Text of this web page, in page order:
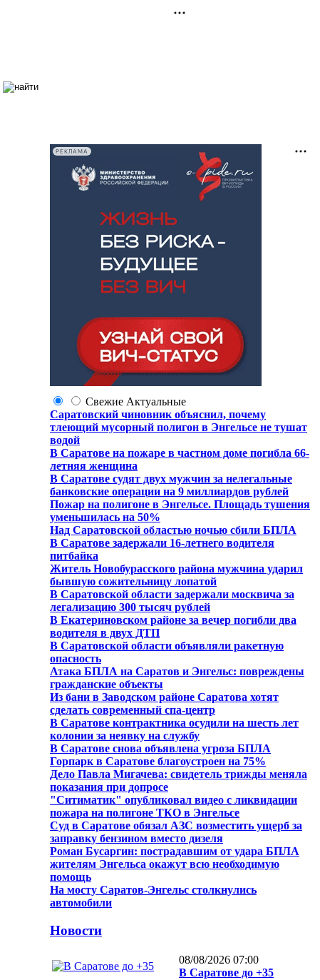
РЕКЛАМА
Свежие Актуальные
Саратовский чиновник объяснил, почему
тлеющий мусорный полигон в Энгельсе не тушат
водой
В Саратове на пожаре в частном доме погибла 66-
летняя женщина
В Саратове судят двух мужчин за нелегальные
банковские операции на 9 миллиардов рублей
Пожар на полигоне в Энгельсе. Площадь тушения
уменьшилась на 50%
Над Саратовской областью ночью сбили БПЛА
В Саратове задержали 16-летнего водителя
питбайка
Житель Новобурасского района мужчина ударил
бывшую сожительницу лопатой
В Саратовской области задержали москвича за
легализацию 300 тысяч рублей
В Екатериновском районе за вечер погибли два
водителя в двух ДТП
В Саратовской области объявляли ракетную
опасность
Атака БПЛА на Саратов и Энгельс: повреждены
гражданские объекты
Из бани в Заводском районе Саратова хотят
сделать современный спа-центр
В Саратове контрактника осудили на шесть лет
колонии за неявку на службу
В Саратове снова объявлена угроза БПЛА
Горпарк в Саратове благоустроен на 75%
Дело Павла Мигачева: свидетель трижды меняла
показания при допросе
"Ситиматик" опубликовал видео с ликвидации
пожара на полигоне ТКО в Энгельсе
Суд в Саратове обязал АЗС возместить ущерб за
заправку бензином вместо дизеля
Роман Бусаргин: пострадавшим от удара БПЛА
жителям Энгельса окажут всю необходимую
помощь
На мосту Саратов-Энгельс столкнулись
автомобили
Новости
08/08/2026 07:00
В Саратове до +35